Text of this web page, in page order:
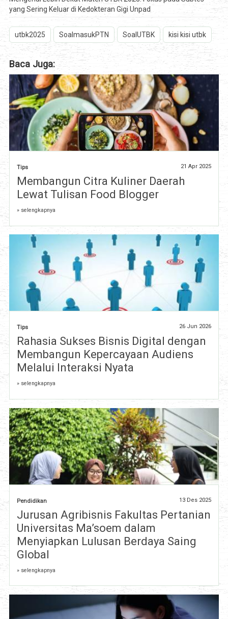
yang Sering Keluar di Kedokteran Gigi Unpad
utbk2025 SoalmasukPTN SoalUTBK kisi kisi utbk
Baca Juga:
Tips 21 Apr 2025
Membangun Citra Kuliner Daerah
Lewat Tulisan Food Blogger
» selengkapnya
Tips 26 Jun 2026
Rahasia Sukses Bisnis Digital dengan
Membangun Kepercayaan Audiens
Melalui Interaksi Nyata
» selengkapnya
Pendidikan 13 Des 2025
Jurusan Agribisnis Fakultas Pertanian
Universitas Ma’soem dalam
Menyiapkan Lulusan Berdaya Saing
Global
» selengkapnya